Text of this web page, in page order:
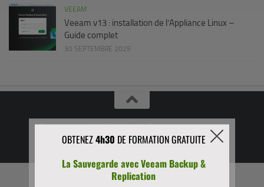
VEEAM
Veeam v13 : installation de l’Appliance Linux –
Guide complet
30 SEPTEMBRE 2025
Blog de Omid AMERI © 2026. Tous droits réservés.